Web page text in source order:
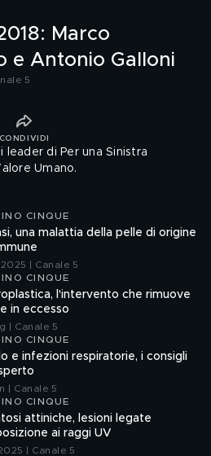
Marco
e Antonio Galloni
5
CONDIVIDI
di Per una Sinistra
Umano.
CINQUE
una malattia della pelle di origine
| Canale 5
CINQUE
l'intervento che rimuove
in eccesso
| Canale 5
CINQUE
e infezioni respiratorie, i consigli
| Canale 5
CINQUE
attiniche, lesioni legate
ai raggi UV
| Canale 5